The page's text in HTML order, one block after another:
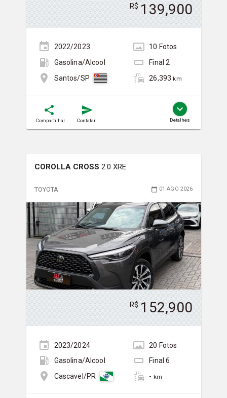
R$ 139,900
2022/2023 10 Fotos
Gasolina/Álcool
Final2
Santos/SP
26,393 km
Compartilhar Contatar Detalhes
COROLLA CROSS 2.0 XRE
TOYOTA 01 AGO 2026
R$ 152,900
2023/2024 20 Fotos
Gasolina/Álcool
Final6
Cascavel/PR
- km